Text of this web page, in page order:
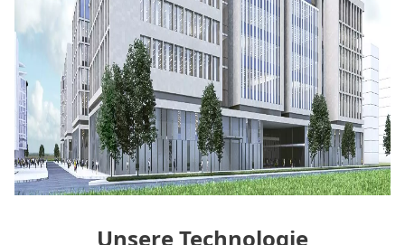
Unsere Technologie